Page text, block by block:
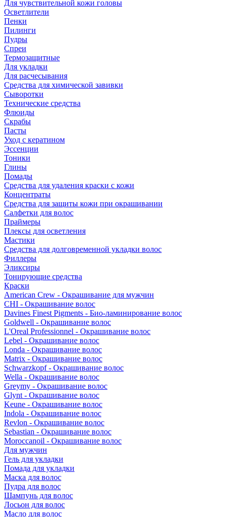
Для чувствительной кожи головы
Осветлители
Пенки
Пилинги
Пудры
Спреи
Термозащитные
Для укладки
Для расчесывания
Средства для химической завивки
Сыворотки
Технические средства
Флюиды
Скрабы
Пасты
Уход с кератином
Эссенции
Тоники
Глины
Помады
Средства для удаления краски с кожи
Концентраты
Средства для защиты кожи при окрашивании
Салфетки для волос
Праймеры
Плексы для осветления
Мастики
Средства для долговременной укладки волос
Филлеры
Эликсиры
Тонирующие средства
Краски
American Crew - Окрашивание для мужчин
CHI - Окрашивание волос
Davines Finest Pigments - Био-ламинирование волос
Goldwell - Окрашивание волос
L'Oreal Professionnel - Окрашивание волос
Lebel - Окрашивание волос
Londa - Окрашивание волос
Matrix - Окрашивание волос
Schwarzkopf - Окрашивание волос
Wella - Окрашивание волос
Greymy - Окрашивание волос
Glynt - Окрашивание волос
Keune - Окрашивание волос
Indola - Окрашивание волос
Revlon - Окрашивание волос
Sebastian - Окрашивание волос
Moroccanoil - Окрашивание волос
Для мужчин
Гель для укладки
Помада для укладки
Маска для волос
Пудра для волос
Шампунь для волос
Лосьон для волос
Масло для волос